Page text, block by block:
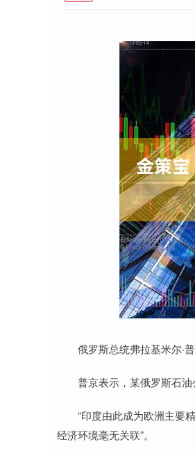
俄罗斯总统弗拉基米尔·普
普京表示，某俄罗斯石油
“印度由此成为欧洲主要精
经济环境毫无关联”。
深证成指